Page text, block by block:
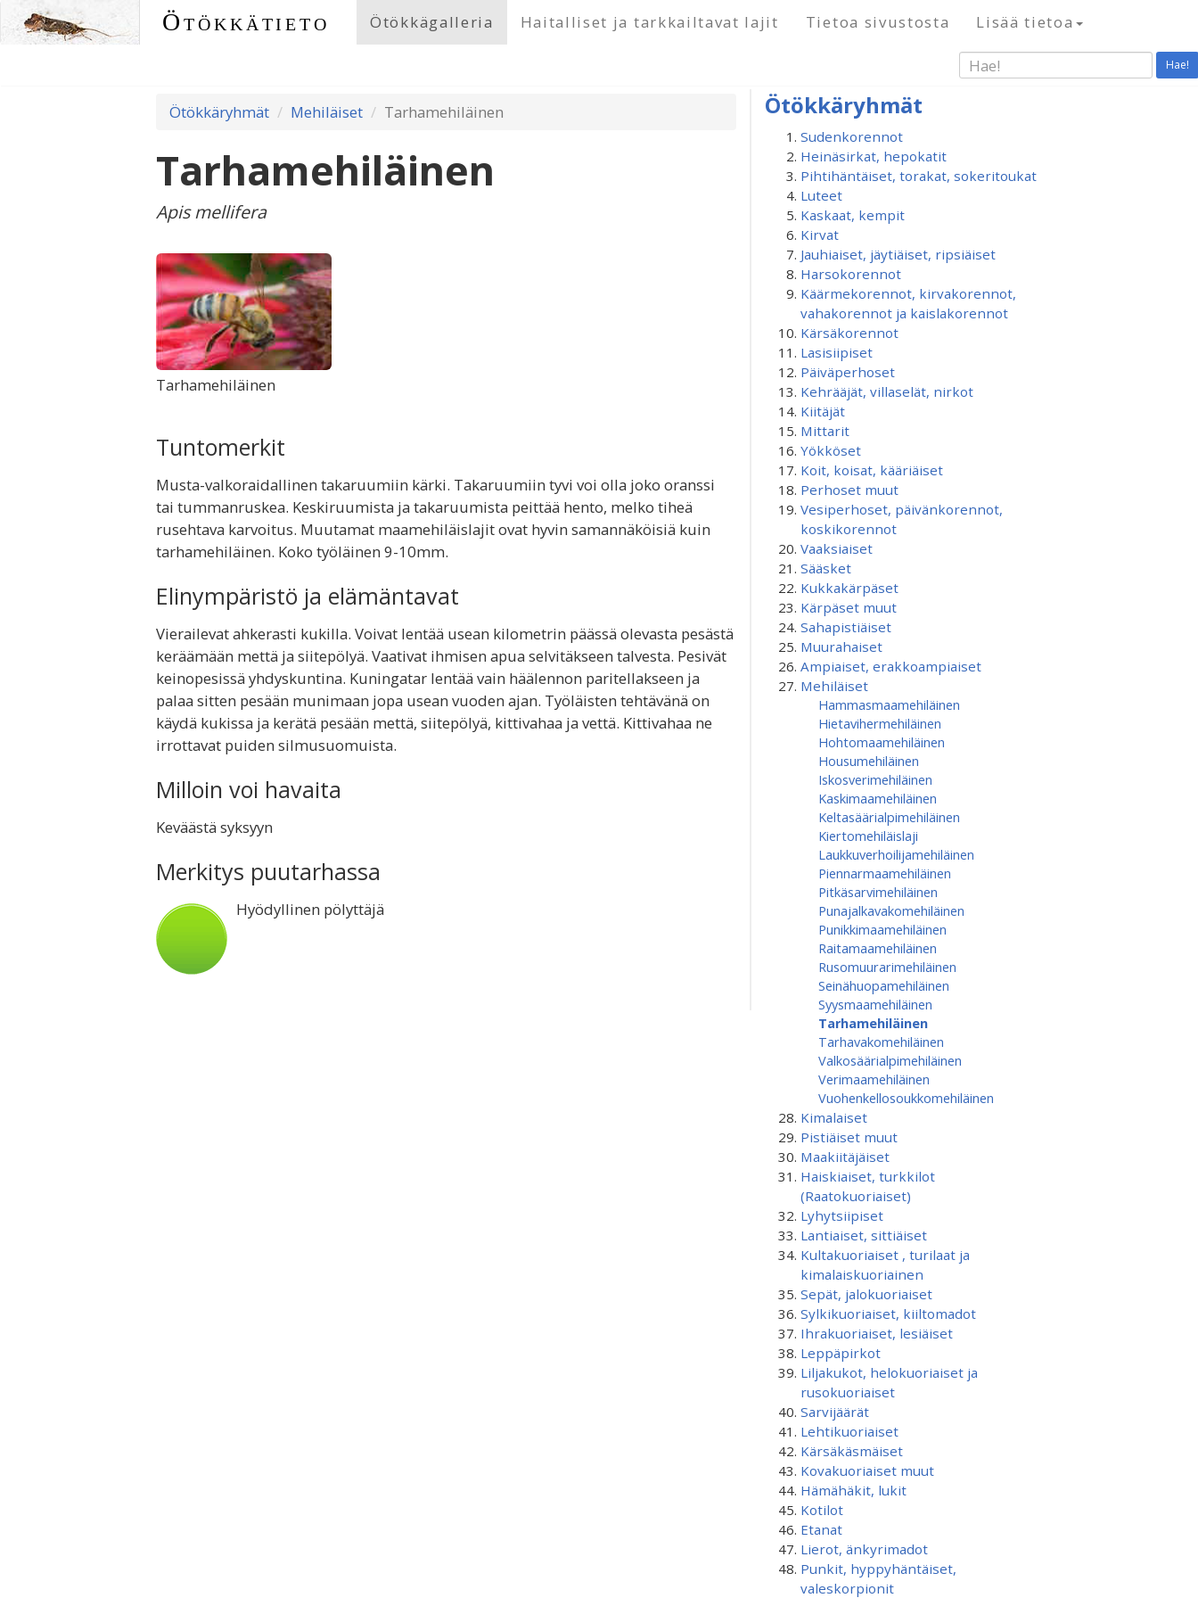
Ötökkätieto Ötökkägalleria Haitalliset ja tarkkailtavat lajit Tietoa sivustosta Lisää tietoa
Hae!
Ötökkäryhmät Mehiläiset Tarhamehiläinen
Tarhamehiläinen
Apis mellifera
Tarhamehiläinen
Tuntomerkit
Musta-valkoraidallinen takaruumiin kärki. Takaruumiin tyvi voi olla joko oranssi
tai tummanruskea. Keskiruumista ja takaruumista peittää hento, melko tiheä
rusehtava karvoitus. Muutamat maamehiläislajit ovat hyvin samannäköisiä kuin
tarhamehiläinen. Koko työläinen 9-10mm.
Elinympäristö ja elämäntavat
Vierailevat ahkerasti kukilla. Voivat lentää usean kilometrin päässä olevasta pesästä
keräämään mettä ja siitepölyä. Vaativat ihmisen apua selvitäkseen talvesta. Pesivät
keinopesissä yhdyskuntina. Kuningatar lentää vain häälennon paritellakseen ja
palaa sitten pesään munimaan jopa usean vuoden ajan. Työläisten tehtävänä on
käydä kukissa ja kerätä pesään mettä, siitepölyä, kittivahaa ja vettä. Kittivahaa ne
irrottavat puiden silmusuomuista.
Milloin voi havaita
Keväästä syksyyn
Merkitys puutarhassa
Hyödyllinen pölyttäjä
Ötökkäryhmät
Sudenkorennot
Heinäsirkat, hepokatit
Pihtihäntäiset, torakat, sokeritoukat
Luteet
Kaskaat, kempit
Kirvat
Jauhiaiset, jäytiäiset, ripsiäiset
Harsokorennot
Käärmekorennot, kirvakorennot,
vahakorennot ja kaislakorennot
Kärsäkorennot
Lasisiipiset
Päiväperhoset
Kehrääjät, villaselät, nirkot
Kiitäjät
Mittarit
Yökköset
Koit, koisat, kääriäiset
Perhoset muut
Vesiperhoset, päivänkorennot,
koskikorennot
Vaaksiaiset
Sääsket
Kukkakärpäset
Kärpäset muut
Sahapistiäiset
Muurahaiset
Ampiaiset, erakkoampiaiset
Mehiläiset
Hammasmaamehiläinen
Hietavihermehiläinen
Hohtomaamehiläinen
Housumehiläinen
Iskosverimehiläinen
Kaskimaamehiläinen
Keltasäärialpimehiläinen
Kiertomehiläislaji
Laukkuverhoilijamehiläinen
Piennarmaamehiläinen
Pitkäsarvimehiläinen
Punajalkavakomehiläinen
Punikkimaamehiläinen
Raitamaamehiläinen
Rusomuurarimehiläinen
Seinähuopamehiläinen
Syysmaamehiläinen
Tarhamehiläinen
Tarhavakomehiläinen
Valkosäärialpimehiläinen
Verimaamehiläinen
Vuohenkellosoukkomehiläinen
Kimalaiset
Pistiäiset muut
Maakiitäjäiset
Haiskiaiset, turkkilot
(Raatokuoriaiset)
Lyhytsiipiset
Lantiaiset, sittiäiset
Kultakuoriaiset , turilaat ja
kimalaiskuoriainen
Sepät, jalokuoriaiset
Sylkikuoriaiset, kiiltomadot
Ihrakuoriaiset, lesiäiset
Leppäpirkot
Liljakukot, helokuoriaiset ja
rusokuoriaiset
Sarvijäärät
Lehtikuoriaiset
Kärsäkäsmäiset
Kovakuoriaiset muut
Hämähäkit, lukit
Kotilot
Etanat
Lierot, änkyrimadot
Punkit, hyppyhäntäiset,
valeskorpionit